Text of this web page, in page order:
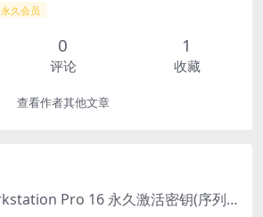
永久会员
0
评论
1
收藏
查看作者其他文章
VMware Workstation Pro 16 永久激活密钥(序列号)